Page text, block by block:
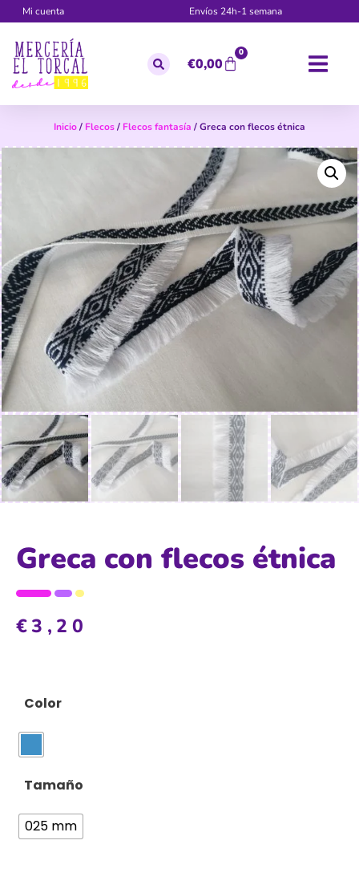
Mi cuenta Envíos 24h-1 semana
€0,00
0
Inicio/ Flecos/ Flecos fantasía / Greca con flecos étnica
Greca con flecos étnica
€3,20
Color
Tamaño
025 mm